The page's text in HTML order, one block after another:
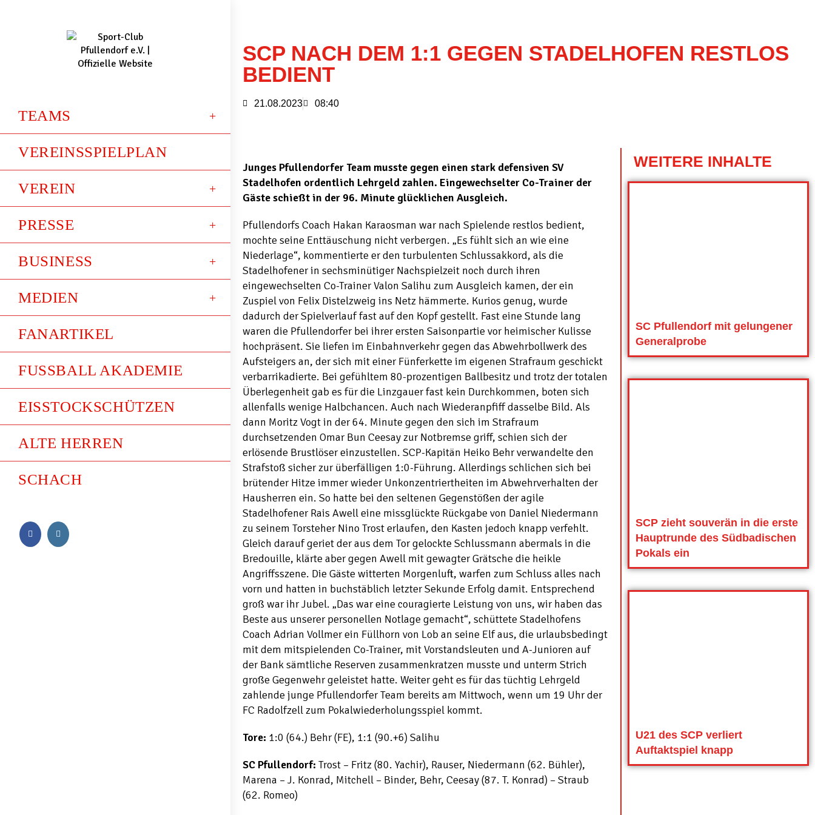
TEAMS
VEREINSSPIELPLAN
VEREIN
PRESSE
BUSINESS
MEDIEN
FANARTIKEL
FUSSBALL AKADEMIE
EISSTOCKSCHÜTZEN
ALTE HERREN
SCHACH
SCP NACH DEM 1:1 GEGEN STADELHOFEN RESTLOS
BEDIENT
21.08.2023 08:40
Junges Pfullendorfer Team musste gegen einen stark defensiven SV
Stadelhofen ordentlich Lehrgeld zahlen. Eingewechselter Co-Trainer der
Gäste schießt in der 96. Minute glücklichen Ausgleich.
Pfullendorfs Coach Hakan Karaosman war nach Spielende restlos bedient,
mochte seine Enttäuschung nicht verbergen. „Es fühlt sich an wie eine
Niederlage“, kommentierte er den turbulenten Schlussakkord, als die
Stadelhofener in sechsminütiger Nachspielzeit noch durch ihren
eingewechselten Co-Trainer Valon Salihu zum Ausgleich kamen, der ein
Zuspiel von Felix Distelzweig ins Netz hämmerte. Kurios genug, wurde
dadurch der Spielverlauf fast auf den Kopf gestellt. Fast eine Stunde lang
waren die Pfullendorfer bei ihrer ersten Saisonpartie vor heimischer Kulisse
hochpräsent. Sie liefen im Einbahnverkehr gegen das Abwehrbollwerk des
Aufsteigers an, der sich mit einer Fünferkette im eigenen Strafraum geschickt
verbarrikadierte. Bei gefühltem 80-prozentigen Ballbesitz und trotz der totalen
Überlegenheit gab es für die Linzgauer fast kein Durchkommen, boten sich
allenfalls wenige Halbchancen. Auch nach Wiederanpfiff dasselbe Bild. Als
dann Moritz Vogt in der 64. Minute gegen den sich im Strafraum
durchsetzenden Omar Bun Ceesay zur Notbremse griff, schien sich der
erlösende Brustlöser einzustellen. SCP-Kapitän Heiko Behr verwandelte den
Strafstoß sicher zur überfälligen 1:0-Führung. Allerdings schlichen sich bei
brütender Hitze immer wieder Unkonzentriertheiten im Abwehrverhalten der
Hausherren ein. So hatte bei den seltenen Gegenstößen der agile
Stadelhofener Rais Awell eine missglückte Rückgabe von Daniel Niedermann
zu seinem Torsteher Nino Trost erlaufen, den Kasten jedoch knapp verfehlt.
Gleich darauf geriet der aus dem Tor gelockte Schlussmann abermals in die
Bredouille, klärte aber gegen Awell mit gewagter Grätsche die heikle
Angriffsszene. Die Gäste witterten Morgenluft, warfen zum Schluss alles nach
vorn und hatten in buchstäblich letzter Sekunde Erfolg damit. Entsprechend
groß war ihr Jubel. „Das war eine couragierte Leistung von uns, wir haben das
Beste aus unserer personellen Notlage gemacht“, schüttete Stadelhofens
Coach Adrian Vollmer ein Füllhorn von Lob an seine Elf aus, die urlaubsbedingt
mit dem mitspielenden Co-Trainer, mit Vorstandsleuten und A-Junioren auf
der Bank sämtliche Reserven zusammenkratzen musste und unterm Strich
große Gegenwehr geleistet hatte. Weiter geht es für das tüchtig Lehrgeld
zahlende junge Pfullendorfer Team bereits am Mittwoch, wenn um 19 Uhr der
FC Radolfzell zum Pokalwiederholungsspiel kommt.
Tore: 1:0 (64.) Behr (FE), 1:1 (90.+6) Salihu
SC Pfullendorf: Trost – Fritz (80. Yachir), Rauser, Niedermann (62. Bühler),
Marena – J. Konrad, Mitchell – Binder, Behr, Ceesay (87. T. Konrad) – Straub
(62. Romeo)
WEITERE INHALTE
SC Pfullendorf mit gelungener
Generalprobe
SCP zieht souverän in die erste
Hauptrunde des Südbadischen
Pokals ein
U21 des SCP verliert
Auftaktspiel knapp